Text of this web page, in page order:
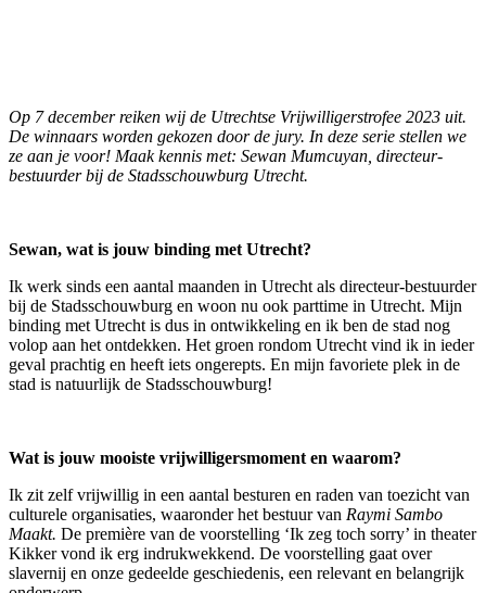
Op 7 december reiken wij de Utrechtse Vrijwilligerstrofee 2023 uit.
De winnaars worden gekozen door de jury. In deze serie stellen we
ze aan je voor! Maak kennis met: Sewan Mumcuyan, directeur-
bestuurder bij de Stadsschouwburg Utrecht.
Sewan, wat is jouw binding met Utrecht?
Ik werk sinds een aantal maanden in Utrecht als directeur-bestuurder
bij de Stadsschouwburg en woon nu ook parttime in Utrecht. Mijn
binding met Utrecht is dus in ontwikkeling en ik ben de stad nog
volop aan het ontdekken. Het groen rondom Utrecht vind ik in ieder
geval prachtig en heeft iets ongerepts. En mijn favoriete plek in de
stad is natuurlijk de Stadsschouwburg!
Wat is jouw mooiste vrijwilligersmoment en waarom?
Ik zit zelf vrijwillig in een aantal besturen en raden van toezicht van
culturele organisaties, waaronder het bestuur van Raymi Sambo
Maakt. De première van de voorstelling ‘Ik zeg toch sorry’ in theater
Kikker vond ik erg indrukwekkend. De voorstelling gaat over
slavernij en onze gedeelde geschiedenis, een relevant en belangrijk